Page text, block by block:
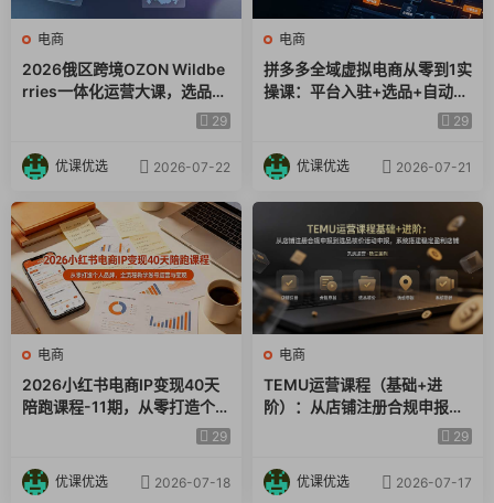
电商
2026俄区跨境OZON Wildbe
rries一体化运营大课，选品广
告仓储售后全覆盖，搭建稳定
29
优课优选 2026-07-22
电商
拼多多全域虚拟电商从零到1实
操课：平台入驻+选品+自动上
架+阿奇索配置+自动发货全流
29
优课优选 2026-07-21
电商
2026小红书电商IP变现40天
陪跑课程-11期，从零打造个人
品牌，全流程教学账号运营与
29
优课优选 2026-07-18
电商
TEMU运营课程（基础+进
阶）：从店铺注册合规申报到
选品核价活动申报，系统搭建
29
优课优选 2026-07-17